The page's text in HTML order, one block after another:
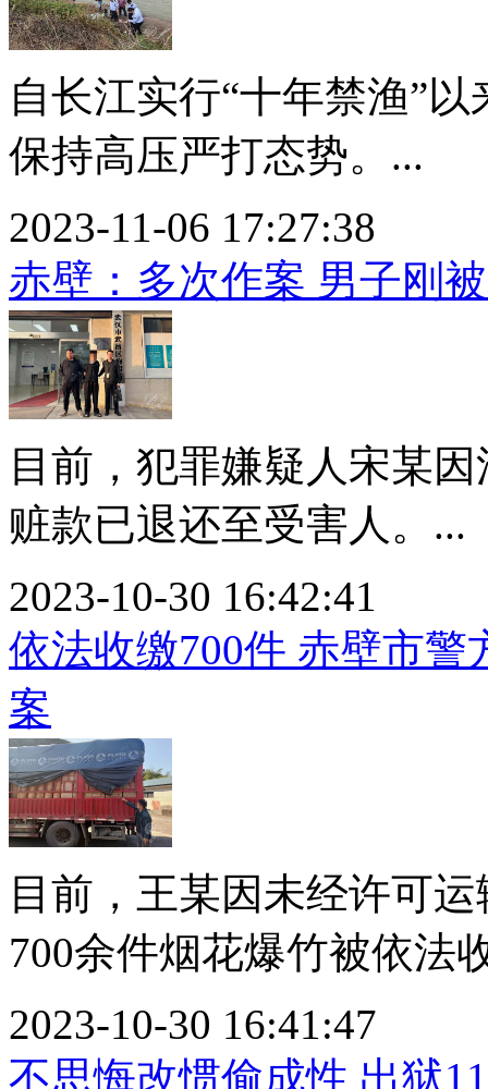
自长江实行“十年禁渔”
保持高压严打态势。...
2023-11-06 17:27:38
赤壁：多次作案 男子刚
目前，犯罪嫌疑人宋某
赃款已退还至受害人。...
2023-10-30 16:42:41
依法收缴700件 赤壁市
案
目前，王某因未经许可
700余件烟花爆竹被依法
2023-10-30 16:41:47
不思悔改惯偷成性 出狱